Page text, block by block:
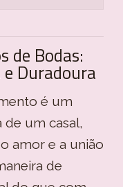
de Bodas:
Duradoura
é um
um casal,
amor e a união
de